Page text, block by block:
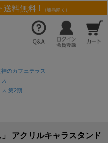
送料無料 ! （離島除く）
神のカフェテラス
第2期
アクリルキャラスタンド